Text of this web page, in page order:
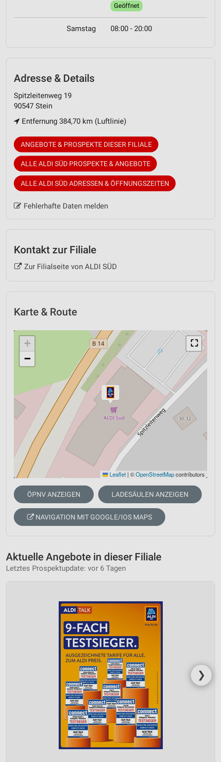
Geöffnet
Samstag 08:00 - 20:00
Adresse & Details
Spitzleitenweg 19
90547 Stein
Entfernung 384,70 km (Luftlinie)
ANGEBOTE & PROSPEKTE DIESER FILIALE
ALLE ALDI SÜD PROSPEKTE & ANGEBOTE
ALLE ALDI SÜD ADRESSEN & ÖFFNUNGSZEITEN
Fehlerhafte Daten melden
Kontakt zur Filiale
Zur Filialseite von ALDI SÜD
Karte & Route
⛶
+
−
Leaflet | ©OpenStreetMapcontributors
ÖPNV ANZEIGEN LADESÄULEN ANZEIGEN
NAVIGATION MIT GOOGLE/IOS MAPS
Aktuelle Angebote in dieser Filiale
Letztes Prospektupdate: vor 6 Tagen
❯